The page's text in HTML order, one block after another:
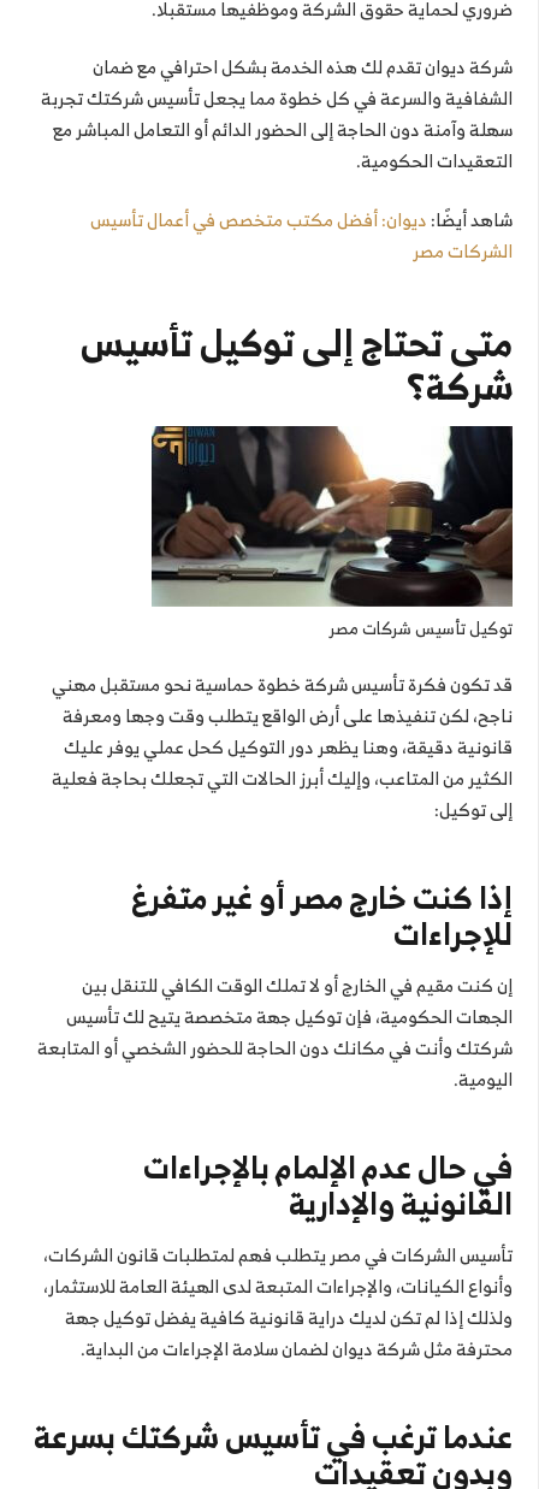
ضروري لحماية حقوق الشركة وموظفيها مستقبلا.
شركة ديوان تقدم لك هذه الخدمة بشكل احترافي مع ضمان
الشفافية والسرعة في كل خطوة مما يجعل تأسيس شركتك تجربة
سهلة وآمنة دون الحاجة إلى الحضور الدائم أو التعامل المباشر مع
التعقيدات الحكومية.
شاهد أيضًا:ديوان: أفضل مكتب متخصص في أعمال تأسيس
الشركات مصر
متى تحتاج إلى توكيل تأسيس
شركة؟
توكيل تأسيس شركات مصر
قد تكون فكرة تأسيس شركة خطوة حماسية نحو مستقبل مهني
ناجح، لكن تنفيذها على أرض الواقع يتطلب وقت وجها ومعرفة
قانونية دقيقة، وهنا يظهر دور التوكيل كحل عملي يوفر عليك
الكثير من المتاعب، وإليك أبرز الحالات التي تجعلك بحاجة فعلية
إلى توكيل:
إذا كنت خارج مصر أو غير متفرغ
للإجراءات
إن كنت مقيم في الخارج أو لا تملك الوقت الكافي للتنقل بين
الجهات الحكومية، فإن توكيل جهة متخصصة يتيح لك تأسيس
شركتك وأنت في مكانك دون الحاجة للحضور الشخصي أو المتابعة
اليومية.
في حال عدم الإلمام بالإجراءات
القانونية والإدارية
تأسيس الشركات في مصر يتطلب فهم لمتطلبات قانون الشركات،
وأنواع الكيانات، والإجراءات المتبعة لدى الهيئة العامة للاستثمار،
ولذلك إذا لم تكن لديك دراية قانونية كافية يفضل توكيل جهة
محترفة مثل شركة ديوان لضمان سلامة الإجراءات من البداية.
عندما ترغب في تأسيس شركتك بسرعة
وبدون تعقيدات